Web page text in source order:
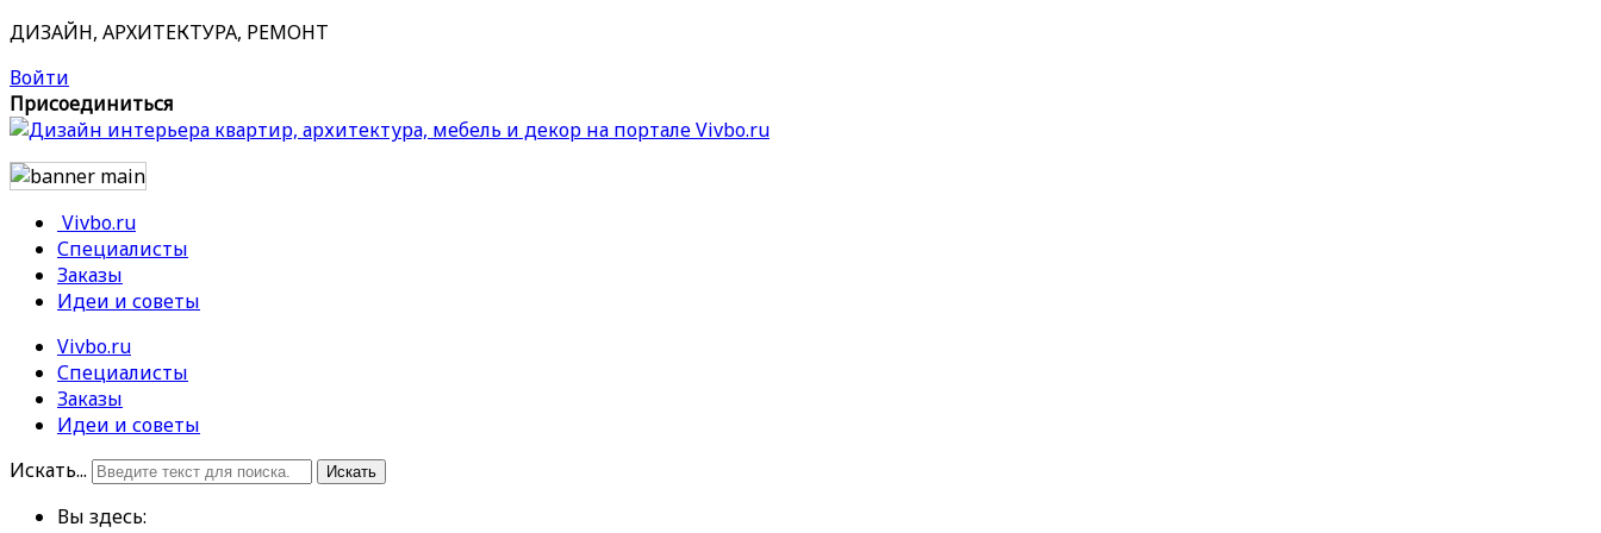
ДИЗАЙН, АРХИТЕКТУРА, РЕМОНТ
Войти
Присоединиться
Vivbo.ru
Специалисты
Заказы
Идеи и советы
Vivbo.ru
Специалисты
Заказы
Идеи и советы
Искать...
Искать
Вы здесь: